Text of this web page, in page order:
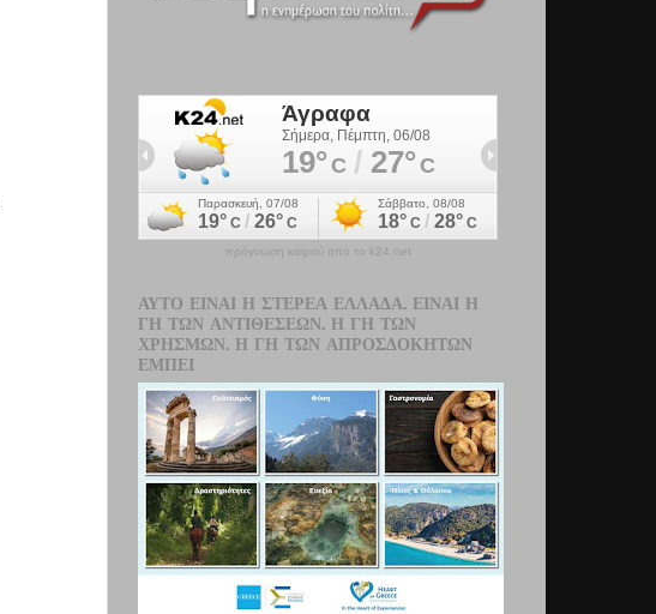
πρόγνωση καιρού από το k24.net
ΑΥΤΌ ΕΊΝΑΙ Η ΣΤΕΡΕΆ ΕΛΛΆΔΑ. ΕΊΝΑΙ Η
ΓΗ ΤΩΝ ΑΝΤΙΘΈΣΕΩΝ. Η ΓΗ ΤΩΝ
ΧΡΗΣΜΏΝ. Η ΓΗ ΤΩΝ ΑΠΡΟΣΔΌΚΗΤΩΝ
ΕΜΠΕΙ